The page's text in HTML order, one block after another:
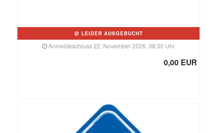
LEIDER AUSGEBUCHT
Anmeldeschluss 22. November 2026, 08:30 Uhr
0,00 EUR